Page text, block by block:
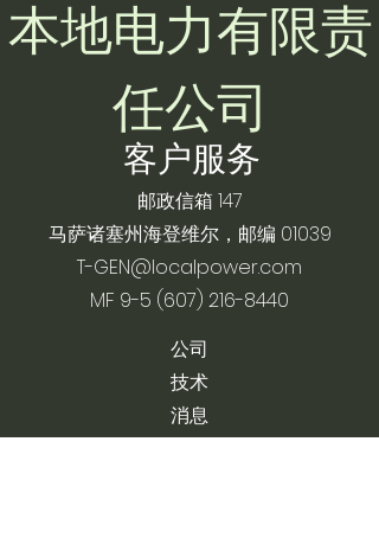
本地电力有限责
任公司
客户服务
邮政信箱 147
马萨诸塞州海登维尔，邮编 01039
T-GEN@localpower.com
MF 9-5 (607) 216-8440
公司
技术
消息